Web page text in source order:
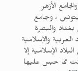
الأزهر
بتونس ، وجامع
والبصرة
العربية والإسلامية
الإسلامية إلا
مما حبس عليها